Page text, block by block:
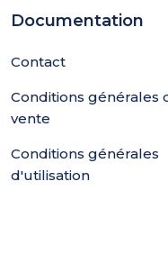
Documentation
Contact
Conditions générales
vente
Conditions générales
d'utilisation